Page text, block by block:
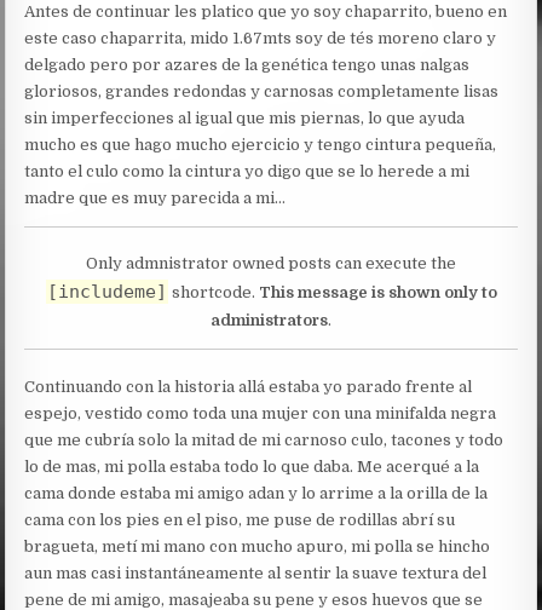
Antes de continuar les platico que yo soy chaparrito, bueno en
este caso chaparrita, mido 1.67mts soy de tés moreno claro y
delgado pero por azares de la genética tengo unas nalgas
gloriosos, grandes redondas y carnosas completamente lisas
sin imperfecciones al igual que mis piernas, lo que ayuda
mucho es que hago mucho ejercicio y tengo cintura pequeña,
tanto el culo como la cintura yo digo que se lo herede a mi
madre que es muy parecida a mi…
Only admnistrator owned posts can execute the
[includeme] shortcode. This message is shown only to
administrators.
Continuando con la historia allá estaba yo parado frente al
espejo, vestido como toda una mujer con una minifalda negra
que me cubría solo la mitad de mi carnoso culo, tacones y todo
lo de mas, mi polla estaba todo lo que daba. Me acerqué a la
cama donde estaba mi amigo adan y lo arrime a la orilla de la
cama con los pies en el piso, me puse de rodillas abrí su
bragueta, metí mi mano con mucho apuro, mi polla se hincho
aun mas casi instantáneamente al sentir la suave textura del
pene de mi amigo, masajeaba su pene y esos huevos que se